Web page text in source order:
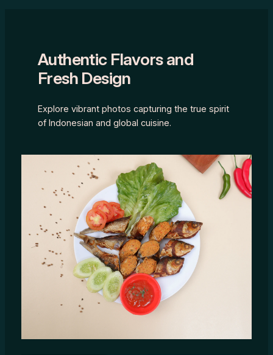
Authentic Flavors and
Fresh Design
Explore vibrant photos capturing the true spirit
of Indonesian and global cuisine.